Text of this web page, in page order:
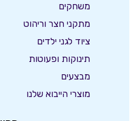
משחקים
מתקני חצר וריהוט
ציוד לגני ילדים
תינוקות ופעוטות
מבצעים
מוצרי הייבוא שלנו